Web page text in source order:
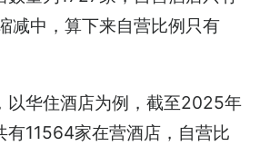
减中，算下来自营比例只有
以华住酒店为例，截至2025年
有11564家在营酒店，自营比